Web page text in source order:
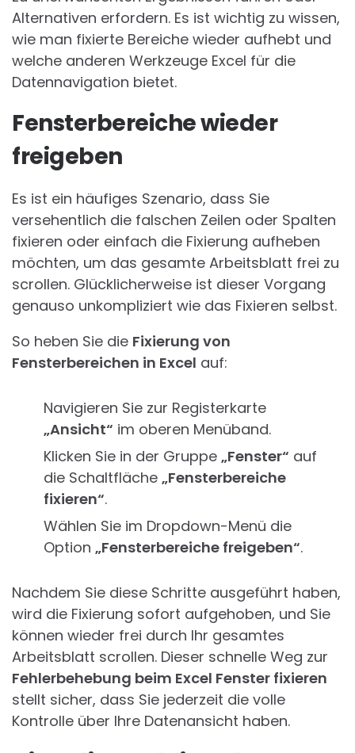
Alternativen erfordern. Es ist wichtig zu wissen,
wie man fixierte Bereiche wieder aufhebt und
welche anderen Werkzeuge Excel für die
Datennavigation bietet.
Fensterbereiche wieder
freigeben
Es ist ein häufiges Szenario, dass Sie
versehentlich die falschen Zeilen oder Spalten
fixieren oder einfach die Fixierung aufheben
möchten, um das gesamte Arbeitsblatt frei zu
scrollen. Glücklicherweise ist dieser Vorgang
genauso unkompliziert wie das Fixieren selbst.
So heben Sie die Fixierung von
Fensterbereichen in Excel auf:
Navigieren Sie zur Registerkarte
„Ansicht“ im oberen Menüband.
Klicken Sie in der Gruppe „Fenster“ auf
die Schaltfläche „Fensterbereiche
fixieren“.
Wählen Sie im Dropdown-Menü die
Option „Fensterbereiche freigeben“.
Nachdem Sie diese Schritte ausgeführt haben,
wird die Fixierung sofort aufgehoben, und Sie
können wieder frei durch Ihr gesamtes
Arbeitsblatt scrollen. Dieser schnelle Weg zur
Fehlerbehebung beim Excel Fenster fixieren
stellt sicher, dass Sie jederzeit die volle
Kontrolle über Ihre Datenansicht haben.